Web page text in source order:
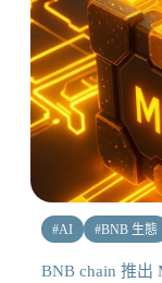
#AI #BNB 生態
BNB chain 推出